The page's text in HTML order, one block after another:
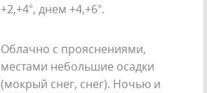
+2,+4°, днем +4,+6°.
Облачно с прояснениями,
местами небольшие осадки
(мокрый снег, снег). Ночью и